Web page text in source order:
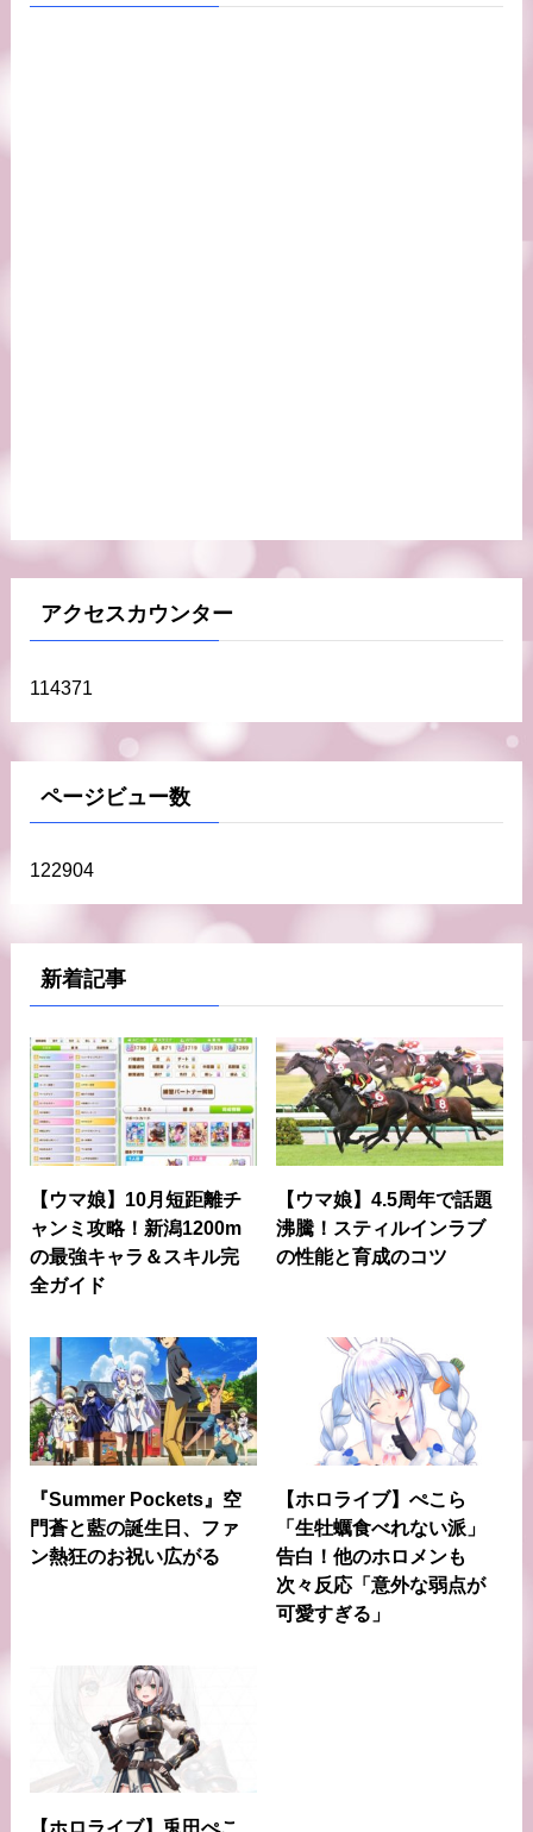
アクセスカウンター
114371
ページビュー数
122904
新着記事
【ウマ娘】10月短距離チ
ャンミ攻略！新潟1200m
の最強キャラ＆スキル完
全ガイド
【ウマ娘】4.5周年で話題
沸騰！スティルインラブ
の性能と育成のコツ
『Summer Pockets』空
門蒼と藍の誕生日、ファ
ン熱狂のお祝い広がる
【ホロライブ】ぺこら
「生牡蠣食べれない派」
告白！他のホロメンも
次々反応「意外な弱点が
可愛すぎる」
【ホロライブ】兎田ぺこ